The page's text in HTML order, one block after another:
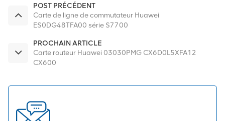
POST PRÉCÉDENT
Carte de ligne de commutateur Huawei
ES0DG48TFA00 série S7700
PROCHAIN ARTICLE
Carte routeur Huawei 03030PMG CX6D0L5XFA12
CX600